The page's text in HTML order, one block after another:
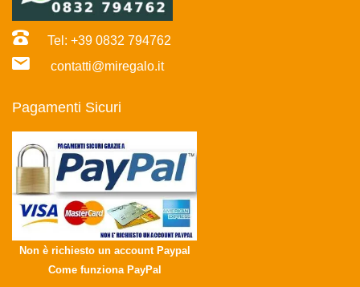
Tel: +39 0832 794762
contatti@miregalo.it
Pagamenti Sicuri
Non è richiesto un account Paypal
Come funziona PayPal